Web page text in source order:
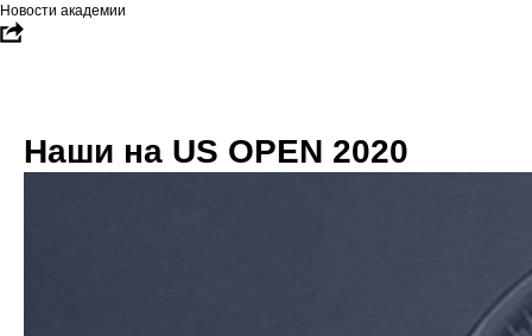
Новости академии
Наши на US OPEN 2020